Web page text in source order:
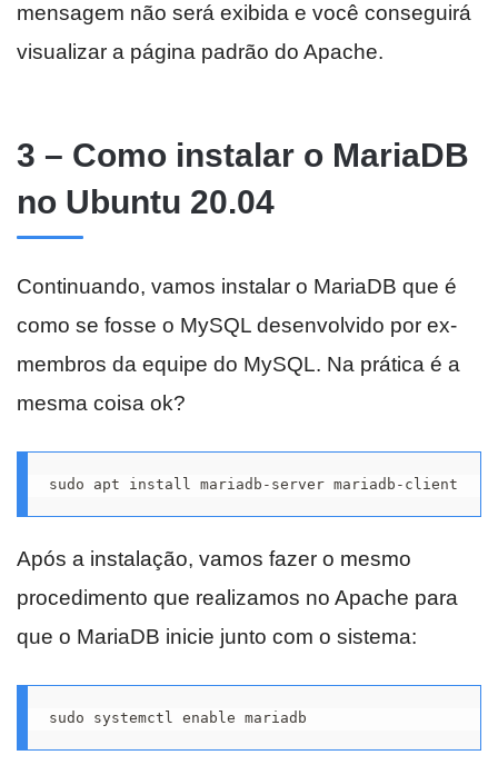
mensagem não será exibida e você conseguirá
visualizar a página padrão do Apache.
3 – Como instalar o MariaDB
no Ubuntu 20.04
Continuando, vamos instalar o MariaDB que é
como se fosse o MySQL desenvolvido por ex-
membros da equipe do MySQL. Na prática é a
mesma coisa ok?
sudo apt install mariadb-server mariadb-client
Após a instalação, vamos fazer o mesmo
procedimento que realizamos no Apache para
que o MariaDB inicie junto com o sistema:
sudo systemctl enable mariadb